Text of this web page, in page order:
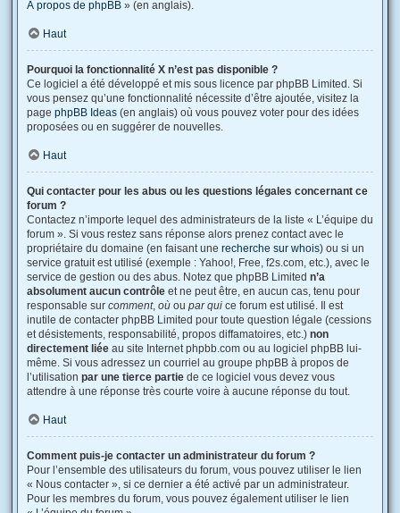
À propos de phpBB » (en anglais).
Haut
Pourquoi la fonctionnalité X n’est pas disponible ?
Ce logiciel a été développé et mis sous licence par phpBB Limited. Si
vous pensez qu’une fonctionnalité nécessite d’être ajoutée, visitez la
page phpBB Ideas (en anglais) où vous pouvez voter pour des idées
proposées ou en suggérer de nouvelles.
Haut
Qui contacter pour les abus ou les questions légales concernant ce
forum ?
Contactez n’importe lequel des administrateurs de la liste « L’équipe du
forum ». Si vous restez sans réponse alors prenez contact avec le
propriétaire du domaine (en faisant une recherche sur whois) ou si un
service gratuit est utilisé (exemple : Yahoo!, Free, f2s.com, etc.), avec le
service de gestion ou des abus. Notez que phpBB Limited n’a
absolument aucun contrôle et ne peut être, en aucun cas, tenu pour
responsable sur comment, où ou par qui ce forum est utilisé. Il est
inutile de contacter phpBB Limited pour toute question légale (cessions
et désistements, responsabilité, propos diffamatoires, etc.) non
directement liée au site Internet phpbb.com ou au logiciel phpBB lui-
même. Si vous adressez un courriel au groupe phpBB à propos de
l’utilisation par une tierce partie de ce logiciel vous devez vous
attendre à une réponse très courte voire à aucune réponse du tout.
Haut
Comment puis-je contacter un administrateur du forum ?
Pour l’ensemble des utilisateurs du forum, vous pouvez utiliser le lien
« Nous contacter », si ce dernier a été activé par un administrateur.
Pour les membres du forum, vous pouvez également utiliser le lien